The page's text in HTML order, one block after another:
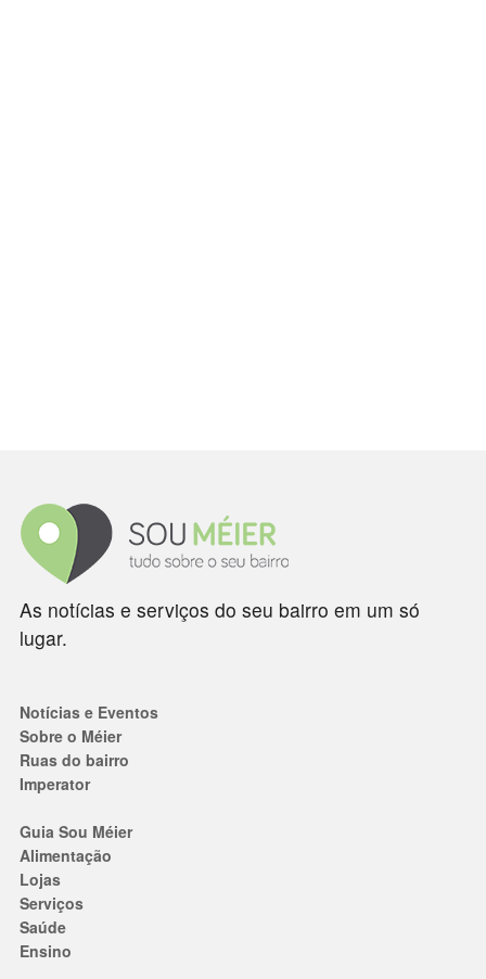
As notícias e serviços do seu bairro em um só
lugar.
Notícias e Eventos
Sobre o Méier
Ruas do bairro
Imperator
Guia Sou Méier
Alimentação
Lojas
Serviços
Saúde
Ensino